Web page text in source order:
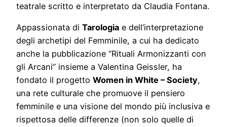
teatrale scritto e interpretato da Claudia Fontana.
Appassionata di Tarologia e dell’interpretazione
degli archetipi del Femminile, a cui ha dedicato
anche la pubblicazione “Rituali Armonizzanti con
gli Arcani” insieme a Valentina Geissler, ha
fondato il progetto Women in White – Society,
una rete culturale che promuove il pensiero
femminile e una visione del mondo più inclusiva e
rispettosa delle differenze (non solo quelle di